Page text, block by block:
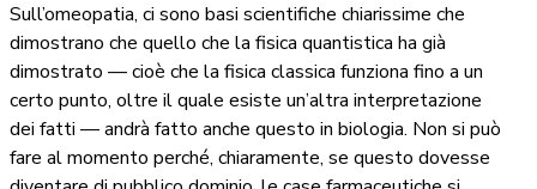
Sull’omeopatia, ci sono basi scientifiche chiarissime che
dimostrano che quello che la fisica quantistica ha già
dimostrato — cioè che la fisica classica funziona fino a un
certo punto, oltre il quale esiste un’altra interpretazione
dei fatti — andrà fatto anche questo in biologia. Non si può
fare al momento perché, chiaramente, se questo dovesse